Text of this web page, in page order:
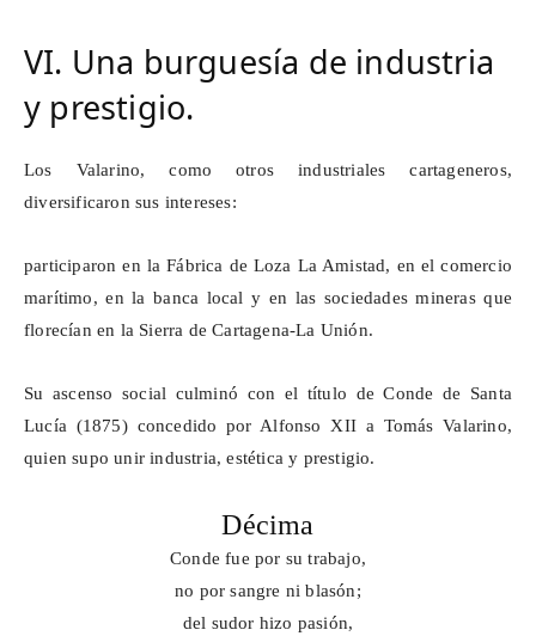
VI. Una burguesía de industria
y prestigio.
Los Valarino, como otros industriales cartageneros,
diversificaron sus intereses:
participaron en la Fábrica de Loza La Amistad, en el comercio
marítimo, en la banca local y en las sociedades mineras que
florecían en la Sierra de Cartagena-La Unión.
Su ascenso social culminó con el título de Conde de Santa
Lucía (1875) concedido por Alfonso XII a TomásValarino,
quien supo unir industria, estética y prestigio.
Décima
Conde fue por su trabajo,
no por sangre ni blasón;
del sudor hizo pasión,